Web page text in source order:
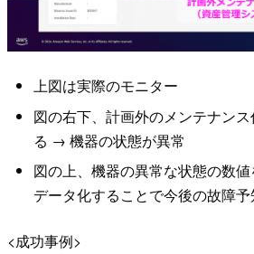
上図は実際のモニター
図の右下、計画外のメンテナン
る → 機器の状態が異常
図の上、機器の異常な状態の数
データ化することで今後の故障
<成功事例>